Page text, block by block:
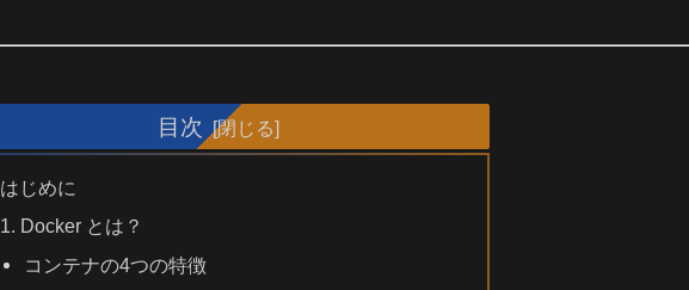
目次
はじめに
1. Docker とは？
コンテナの4つの特徴